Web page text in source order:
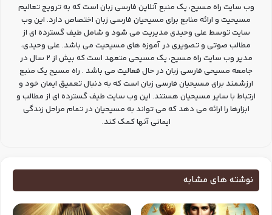
وب سایت راه مسیح، یک منبع آنلاین فارسی زبان است که به ترویج تعالیم
مسیحیت و ارائه منابع برای مسیحیان فارسی زبان اختصاص دارد. این وب
سایت توسط علی وحیدی مدیریت می شود و شامل طیف گسترده ای از
مطالب صوتی و تصویری در آموزه های مسیحیت می باشد. علی وحیدی،
مدیر وب سایت راه مسیح، یک مسیحی متعهد است که بیش از 2 سال در
جامعه مسیحی فارسی زبان در حال فعالیت می باشد . راه مسیح یک منبع
ارزشمند برای مسیحیان فارسی زبان است که به دنبال تعمیق ایمان خود و
ارتباط با سایر مسیحیان هستند. این وب سایت طیف گسترده ای از مطالب و
ابزارها را ارائه می دهد که می تواند به مسیحیان در تمام مراحل زندگی
ایمانی آنها کمک کند.
نوشته های مشابه